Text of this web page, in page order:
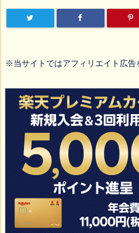
※当サイトではアフィリエイト広告